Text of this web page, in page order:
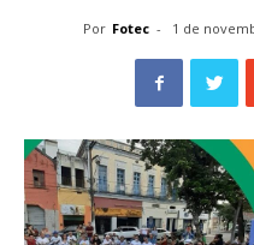
Por Fotec - 1 de